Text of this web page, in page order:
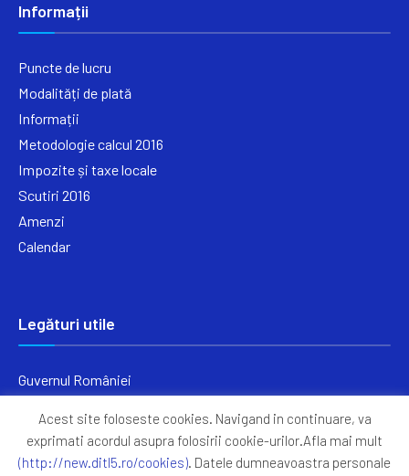
Informații
Puncte de lucru
Modalități de plată
Informații
Metodologie calcul 2016
Impozite și taxe locale
Scutiri 2016
Amenzi
Calendar
Legături utile
Guvernul României
Primăria Sectorul 5
Acest site foloseste cookies. Navigand in continuare, va
exprimati acordul asupra folosirii cookie-urilor.Afla mai mult
(http://new.ditl5.ro/cookies). Datele dumneavoastra personale